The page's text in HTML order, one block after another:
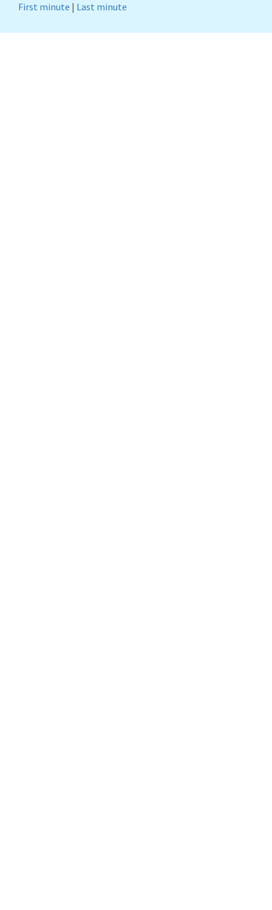
First minute | Last minute